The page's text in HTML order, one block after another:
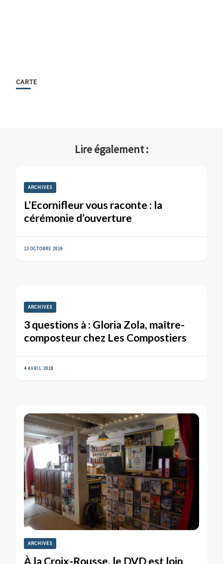
CARTE
Lire également :
ARCHIVES
L’Ecornifleur vous raconte : la
cérémonie d’ouverture
13 OCTOBRE 2019
ARCHIVES
3 questions à : Gloria Zola, maître-
composteur chez Les Compostiers
4 AVRIL 2018
ARCHIVES
À la Croix-Rousse, le DVD est loin